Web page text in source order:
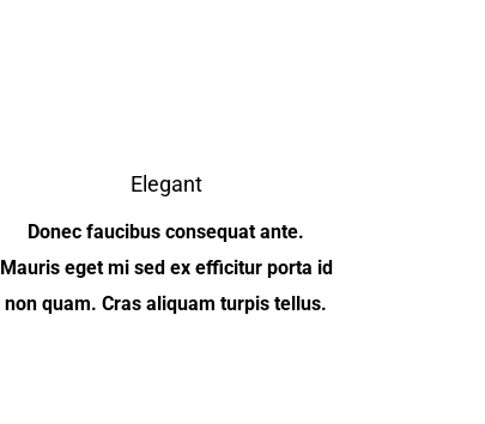
Elegant
Donec faucibus consequat ante.
Mauris eget mi sed ex efficitur porta id
non quam. Cras aliquam turpis tellus.